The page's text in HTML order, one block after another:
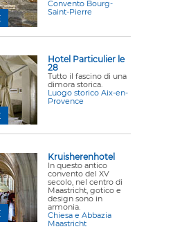
Convento Bourg-
Saint-Pierre
Hotel Particulier le
28
Tutto il fascino di una
dimora storica.
Luogo storico Aix-en-
Provence
Kruisherenhotel
In questo antico
convento del XV
secolo, nel centro di
Maastricht, gotico e
design sono in
armonia.
Chiesa e Abbazia
Maastricht